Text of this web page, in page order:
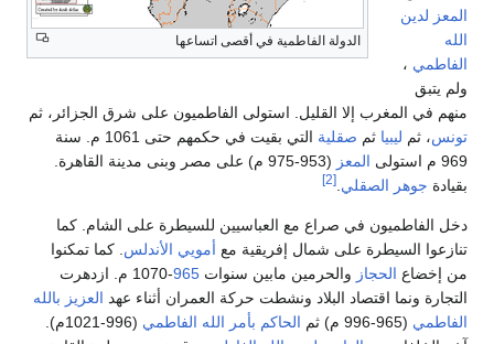
الدولة الفاطمية في أقصى اتساعها
المعز لدين
الله
الفاطمي ،
ولم يتبق
منهم في المغرب إلا القليل. استولى الفاطميون على شرق الجزائر، ثم
تونس، ثم ليبيا ثم صقلية
التي بقيت في حكمهم حتى 1061 م. سنة
969 م استولى
المعز
(953-975 م) على مصر وبنى مدينة القاهرة.
بقيادة جوهر الصقلي.
[2]
دخل الفاطميون في صراع مع العباسيين للسيطرة على الشام. كما
تنازعوا السيطرة على شمال إفريقية مع أمويي الأندلس. كما تمكنوا
من إخضاع الحجاز والحرمين مابين سنوات 965
-1070 م. ازدهرت
التجارة ونما اقتصاد البلاد ونشطت حركة العمران أثناء عهد العزيز بالله
الفاطمي (965-996 م) ثم الحاكم بأمر الله الفاطمي
(996-1021م).